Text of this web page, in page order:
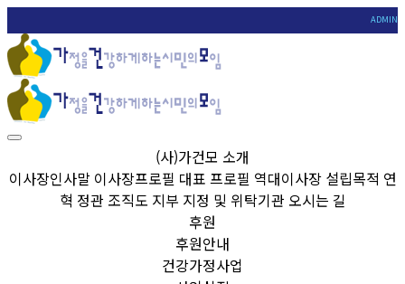
ADMIN
(사)가건모 소개
이사장인사말 이사장프로필 대표 프로필 역대이사장 설립목적 연
혁 정관 조직도 지부 지정 및 위탁기관 오시는 길
후원
후원안내
건강가정사업